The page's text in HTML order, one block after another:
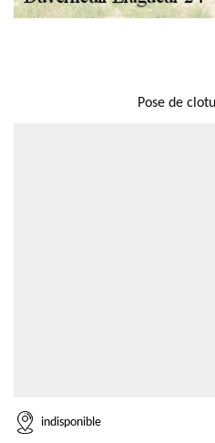
Pose de
indisponible